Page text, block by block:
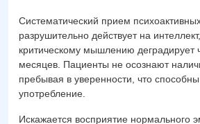
Систематический прием
разрушительно действует на
критическому мышлению деградирует
месяцев. Пациенты не осознают
пребывая в уверенности, что
употребление.
Искажается восприятие нормального